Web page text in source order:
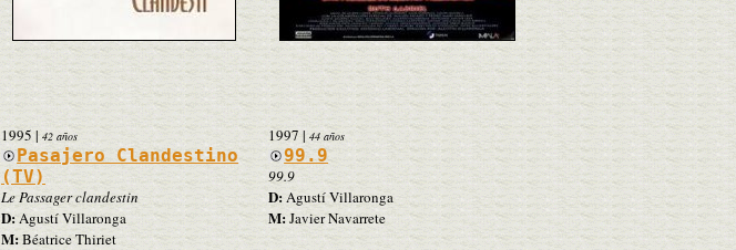
1995 | 42 años
Pasajero Clandestino
(TV)
Le Passager clandestin
D:Agustí Villaronga
M:Béatrice Thiriet
1997| 44 años
99.9
99.9
D: Agustí Villaronga
M: Javier Navarrete